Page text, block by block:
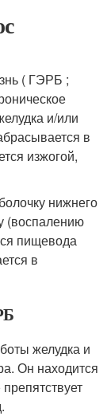
( ГЭРБ ;
и/или
в
изжогой,
нижнего
(воспалению
пищевода
в
желудка и
Он находится
.